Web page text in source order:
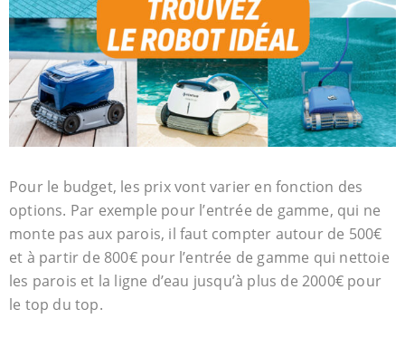
Pour le budget, les prix vont varier en fonction des
options. Par exemple pour l’entrée de gamme, qui ne
monte pas aux parois, il faut compter autour de 500€
et à partir de 800€ pour l’entrée de gamme qui nettoie
les parois et la ligne d’eau jusqu’à plus de 2000€ pour
le top du top.